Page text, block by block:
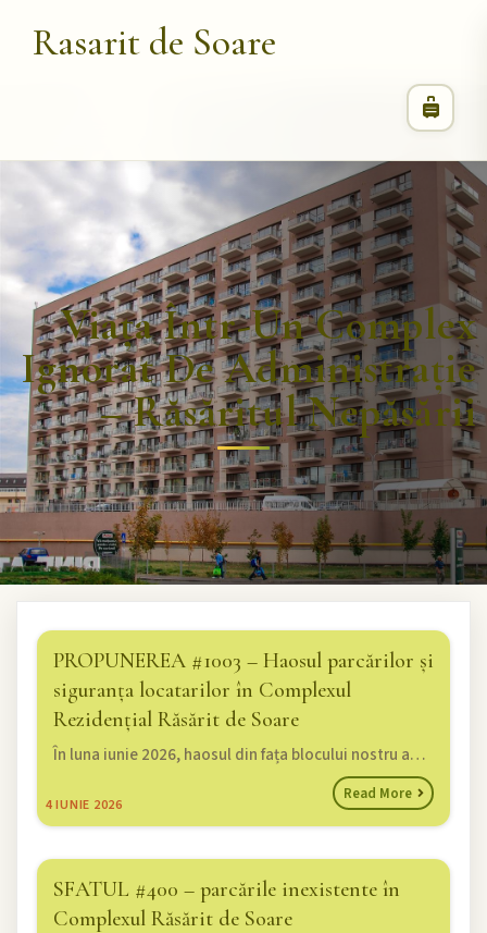
Rasarit de Soare
Viața Într-Un Complex
Ignorat De Administrație
– Răsăritul Nepăsării
PROPUNEREA #1003 – Haosul parcărilor și
siguranța locatarilor în Complexul
Rezidențial Răsărit de Soare
4 IUNIE 2026
În luna iunie 2026, haosul din fața blocului nostru a…
Read More
SFATUL #400 – parcările inexistente în
Complexul Răsărit de Soare